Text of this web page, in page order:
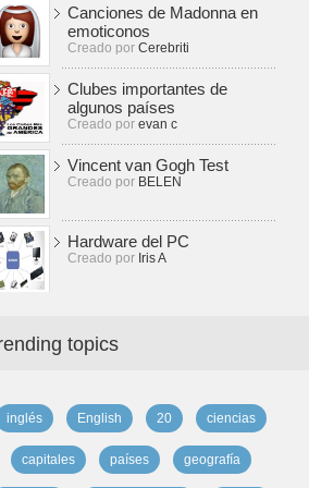
Canciones de Madonna en
emoticonos
Creado por Cerebriti
Clubes importantes de
algunos países
Creado por evan c
Vincent van Gogh Test
Creado por BELEN
Hardware del PC
Creado por Iris A
topics
inglés English 20 ciencias
capitales países geografía